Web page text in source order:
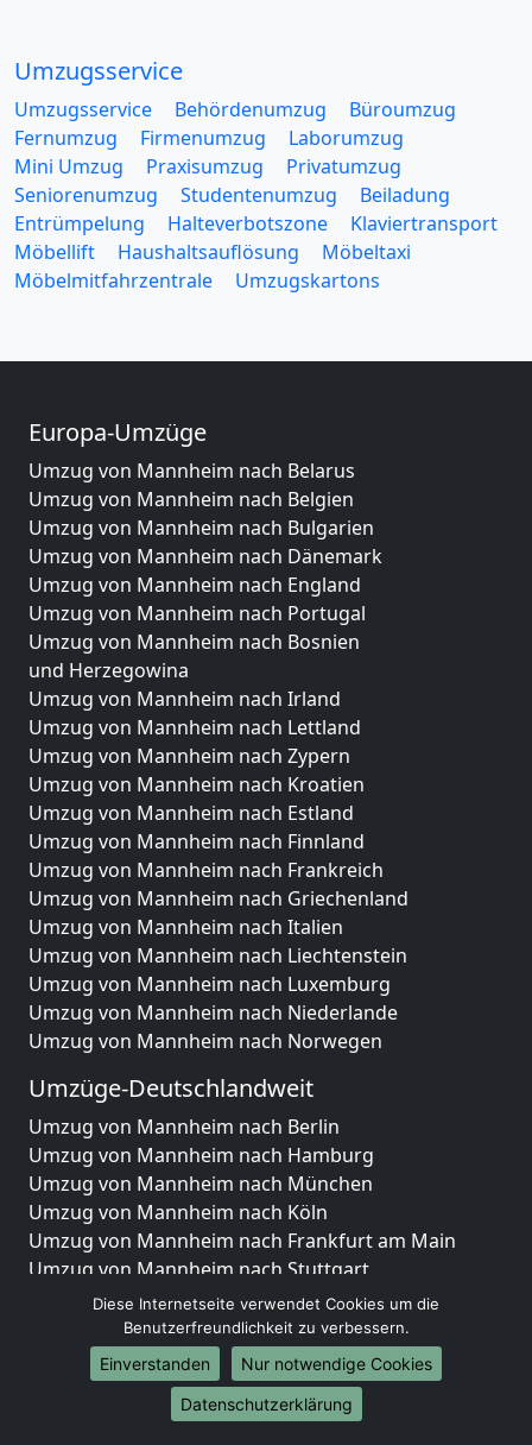
Umzugsservice
Umzugsservice Behördenumzug
Büroumzug
Fernumzug
Firmenumzug
Laborumzug
Mini Umzug
Praxisumzug
Privatumzug
Seniorenumzug
Studentenumzug
Beiladung
Entrümpelung
Halteverbotszone
Klaviertransport
Möbellift
Haushaltsauflösung
Möbeltaxi
Möbelmitfahrzentrale
Umzugskartons
Europa-Umzüge
Umzug von Mannheim nach Belarus
Umzug von Mannheim nach Belgien
Umzug von Mannheim nach Bulgarien
Umzug von Mannheim nach Dänemark
Umzug von Mannheim nach England
Umzug von Mannheim nach Portugal
Umzug von Mannheim nach Bosnien
und Herzegowina
Umzug von Mannheim nach Irland
Umzug von Mannheim nach Lettland
Umzug von Mannheim nach Zypern
Umzug von Mannheim nach Kroatien
Umzug von Mannheim nach Estland
Umzug von Mannheim nach Finnland
Umzug von Mannheim nach Frankreich
Umzug von Mannheim nach Griechenland
Umzug von Mannheim nach Italien
Umzug von Mannheim nach Liechtenstein
Umzug von Mannheim nach Luxemburg
Umzug von Mannheim nach Niederlande
Umzug von Mannheim nach Norwegen
Umzüge-Deutschlandweit
Umzug von Mannheim nach Berlin
Umzug von Mannheim nach Hamburg
Umzug von Mannheim nach München
Umzug von Mannheim nach Köln
Umzug von Mannheim nach Frankfurt am Main
Umzug von Mannheim nach Stuttgart
Umzug von Mannheim nach Düsseldorf
Umzug von Mannheim nach Leipzig
Umzug von Mannheim nach Dortmund
Umzug von Mannheim nach Essen
Umzug von Mannheim nach Bremen
Diese Internetseite verwendet Cookies um die
Benutzerfreundlichkeit zu verbessern.
Einverstanden
Nur notwendige Cookies
Datenschutzerklärung